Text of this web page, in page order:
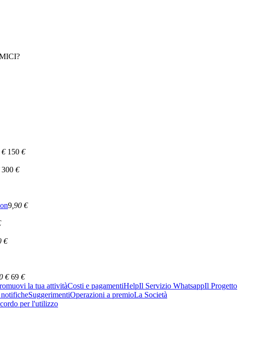
€ 150 €
300 €
9 ,90 €
€
€ 69 €
la tua attivitàCosti e pagamentiHelpIl Servizio WhatsappIl Progetto
SuggerimentiOperazioni a premioLa Società
per l'utilizzo